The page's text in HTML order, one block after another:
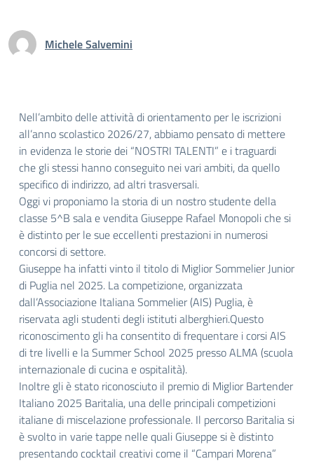
Michele Salvemini
Nell’ambito delle attività di orientamento per le iscrizioni
all’anno scolastico 2026/27, abbiamo pensato di mettere
in evidenza le storie dei “NOSTRI TALENTI” e i traguardi
che gli stessi hanno conseguito nei vari ambiti, da quello
specifico di indirizzo, ad altri trasversali.
Oggi vi proponiamo la storia di un nostro studente della
classe 5^B sala e vendita Giuseppe Rafael Monopoli che si
è distinto per le sue eccellenti prestazioni in numerosi
concorsi di settore.
Giuseppe ha infatti vinto il titolo di Miglior Sommelier Junior
di Puglia nel 2025. La competizione, organizzata
dall’Associazione Italiana Sommelier (AIS) Puglia, è
riservata agli studenti degli istituti alberghieri.Questo
riconoscimento gli ha consentito di frequentare i corsi AIS
di tre livelli e la Summer School 2025 presso ALMA (scuola
internazionale di cucina e ospitalità).
Inoltre gli è stato riconosciuto il premio di Miglior Bartender
Italiano 2025 Baritalia, una delle principali competizioni
italiane di miscelazione professionale. Il percorso Baritalia si
è svolto in varie tappe nelle quali Giuseppe si è distinto
presentando cocktail creativi come il “Campari Morena”